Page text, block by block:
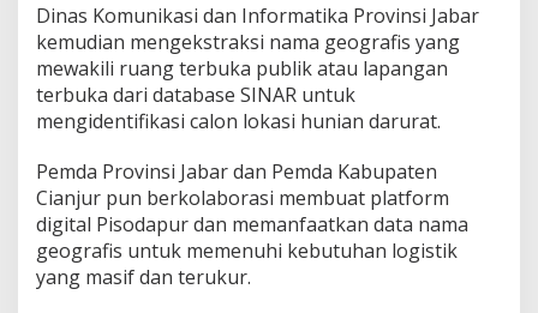
Dinas Komunikasi dan Informatika Provinsi Jabar
kemudian mengekstraksi nama geografis yang
mewakili ruang terbuka publik atau lapangan
terbuka dari database SINAR untuk
mengidentifikasi calon lokasi hunian darurat.
Pemda Provinsi Jabar dan Pemda Kabupaten
Cianjur pun berkolaborasi membuat platform
digital Pisodapur dan memanfaatkan data nama
geografis untuk memenuhi kebutuhan logistik
yang masif dan terukur.